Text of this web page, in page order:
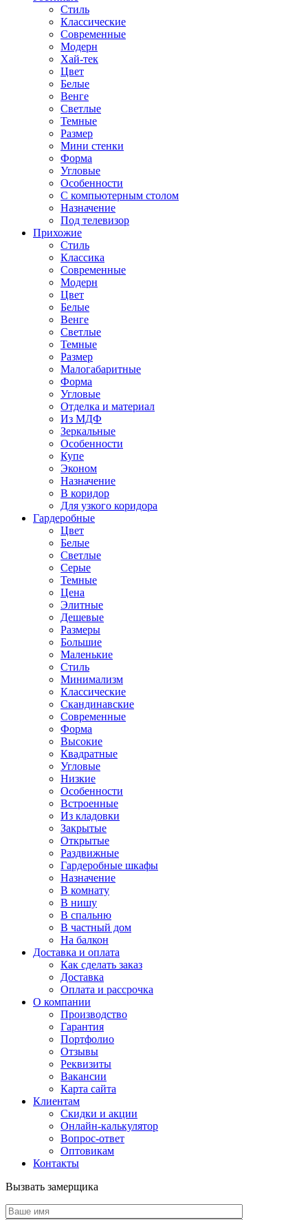
Стиль
Классические
Современные
Модерн
Хай-тек
Цвет
Белые
Венге
Светлые
Темные
Размер
Мини стенки
Форма
Угловые
Особенности
С компьютерным столом
Назначение
Под телевизор
Прихожие
Стиль
Классика
Современные
Модерн
Цвет
Белые
Венге
Светлые
Темные
Размер
Малогабаритные
Форма
Угловые
Отделка и материал
Из МДФ
Зеркальные
Особенности
Купе
Эконом
Назначение
В коридор
Для узкого коридора
Гардеробные
Цвет
Белые
Светлые
Серые
Темные
Цена
Элитные
Дешевые
Размеры
Большие
Маленькие
Стиль
Минимализм
Классические
Скандинавские
Современные
Форма
Высокие
Квадратные
Угловые
Низкие
Особенности
Встроенные
Из кладовки
Закрытые
Открытые
Раздвижные
Гардеробные шкафы
Назначение
В комнату
В нишу
В спальню
В частный дом
На балкон
Доставка и оплата
Как сделать заказ
Доставка
Оплата и рассрочка
О компании
Производство
Гарантия
Портфолио
Отзывы
Реквизиты
Вакансии
Карта сайта
Клиентам
Скидки и акции
Онлайн-калькулятор
Вопрос-ответ
Оптовикам
Контакты
Вызвать замерщика